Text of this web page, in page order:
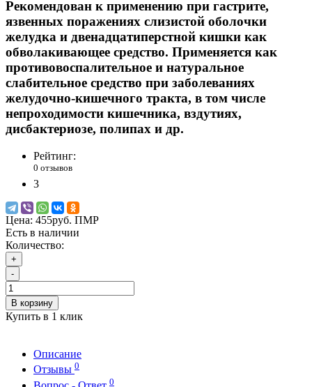
Рекомендован к применению при гастрите,
язвенных поражениях слизистой оболочки
желудка и двенадцатиперстной кишки как
обволакивающее средство. Применяется как
противовоспалительное и натуральное
слабительное средство при заболеваниях
желудочно-кишечного тракта, в том числе
непроходимости кишечника, вздутиях,
дисбактериозе, полипах и др.
Рейтинг:
0 отзывов
3
Цена: 455руб. ПМР
Есть в наличии
Количество:
+
-
В корзину
Купить в 1 клик
Описание
Отзывы 0
0